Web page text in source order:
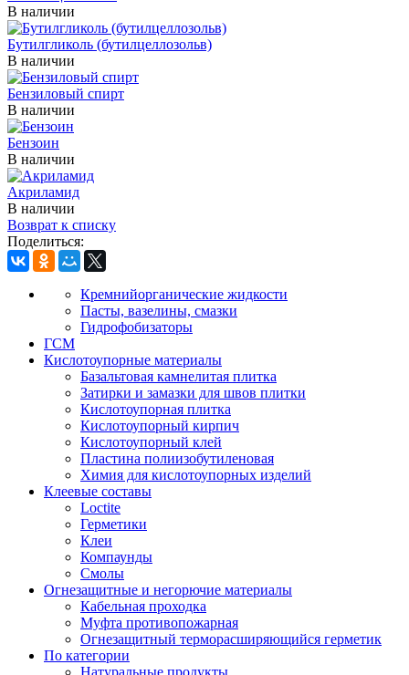
В наличии
Бутилгликоль (бутилцеллозольв)
В наличии
Бензиловый спирт
В наличии
Бензоин
В наличии
Акриламид
В наличии
Возврат к списку
Поделиться:
Кремнийорганические жидкости
Пасты, вазелины, смазки
Гидрофобизаторы
ГСМ
Кислотоупорные материалы
Базальтовая камнелитая плитка
Затирки и замазки для швов плитки
Кислотоупорная плитка
Кислотоупорный кирпич
Кислотоупорный клей
Пластина полиизобутиленовая
Химия для кислотоупорных изделий
Клеевые составы
Loctite
Герметики
Клеи
Компаунды
Смолы
Огнезащитные и негорючие материалы
Кабельная проходка
Муфта противопожарная
Огнезащитный терморасширяющийся герметик
По категории
Натуральные продукты